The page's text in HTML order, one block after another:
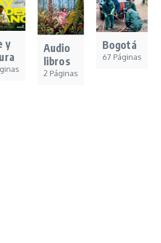
y
Audio
libros
2 Páginas
Bogotá
67 Páginas